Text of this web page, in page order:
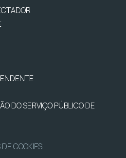
DO SERVIÇO PÚBLICO DE
COOKIES